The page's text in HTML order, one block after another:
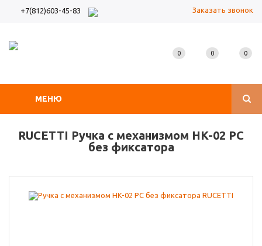
+7(812)603-45-83 Заказать звонок
МЕНЮ
0 0 0
RUCETTI Ручка с механизмом HK-02 PC
без фиксатора